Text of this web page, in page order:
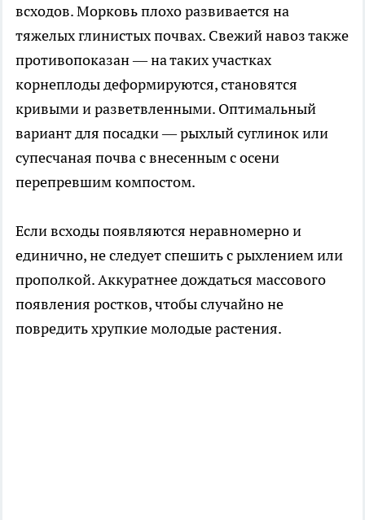
всходов. Морковь плохо развивается на
тяжелых глинистых почвах. Свежий навоз также
противопоказан — на таких участках
корнеплоды деформируются, становятся
кривыми и разветвленными. Оптимальный
вариант для посадки — рыхлый суглинок или
супесчаная почва с внесенным с осени
перепревшим компостом.
Если всходы появляются неравномерно и
единично, не следует спешить с рыхлением или
прополкой. Аккуратнее дождаться массового
появления ростков, чтобы случайно не
повредить хрупкие молодые растения.